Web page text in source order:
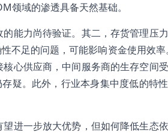
领域的渗透具备天然基础。
能力尚待验证。其二，存货管理压
不足的问题，可能影响资金使用效
心供应商，中间服务商的生存空间
疑。此外，行业本身集中度低的特
进一步放大优势，但如何降低生态依